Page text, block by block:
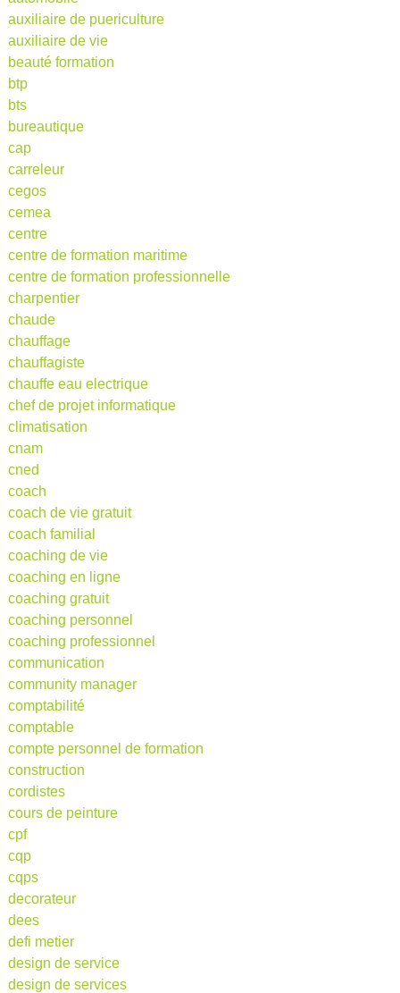
auxiliaire de puericulture
auxiliaire de vie
beauté formation
btp
bts
bureautique
cap
carreleur
cegos
cemea
centre
centre de formation maritime
centre de formation professionnelle
charpentier
chaude
chauffage
chauffagiste
chauffe eau electrique
chef de projet informatique
climatisation
cnam
cned
coach
coach de vie gratuit
coach familial
coaching de vie
coaching en ligne
coaching gratuit
coaching personnel
coaching professionnel
communication
community manager
comptabilité
comptable
compte personnel de formation
construction
cordistes
cours de peinture
cpf
cqp
cqps
decorateur
dees
defi metier
design de service
design de services